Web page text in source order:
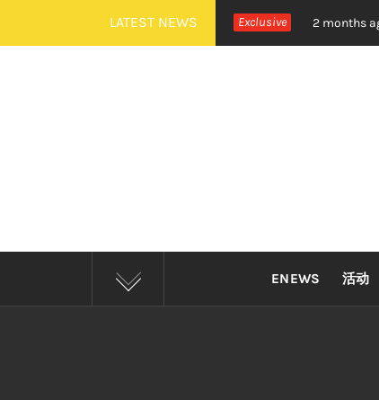
to
LATEST NEWS Exclusive
治《活着 Alive》巡演 Zepp KL 热血开唱 2 months ago
ENEWS 活动